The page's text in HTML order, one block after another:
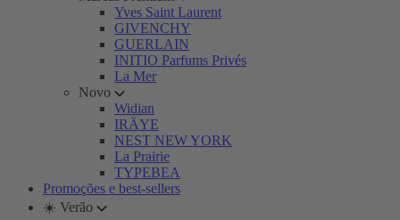
Yves Saint Laurent
GIVENCHY
GUERLAIN
INITIO Parfums Privés
La Mer
Novo
Widian
IRÄYE
NEST NEW YORK
La Prairie
TYPEBEA
Promoções e best-sellers
☀️ Verão